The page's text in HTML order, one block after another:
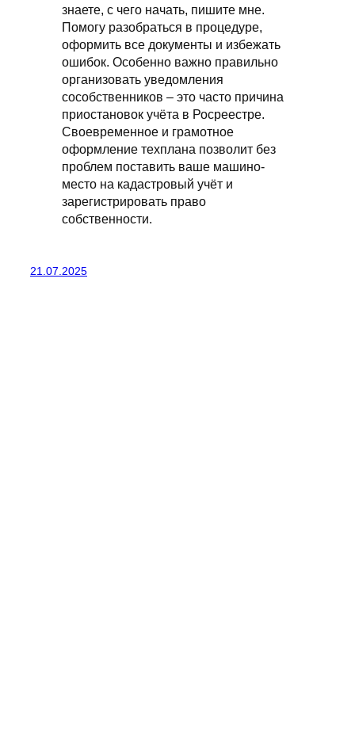
знаете, с чего начать, пишите мне.
Помогу разобраться в процедуре,
оформить все документы и избежать
ошибок. Особенно важно правильно
организовать уведомления
сособственников – это часто причина
приостановок учёта в Росреестре.
Своевременное и грамотное
оформление техплана позволит без
проблем поставить ваше машино-
место на кадастровый учёт и
зарегистрировать право
собственности.
21.07.2025